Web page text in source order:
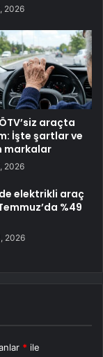
2026
araçta
İşte şartlar ve
markalar
2026
elektrikli araç
%49
2026
* ile